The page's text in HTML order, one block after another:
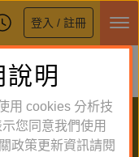
登入 / 註冊
明
用 cookies 分析技
您同意我們使用
政策更新資訊請閱